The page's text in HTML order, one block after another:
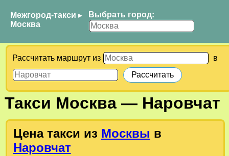
Межгород-такси ▸
Москва
Выбрать город:
Рассчитать маршрут из в
Такси Москва— Наровчат
Цена такси из Москвы в
Наровчат